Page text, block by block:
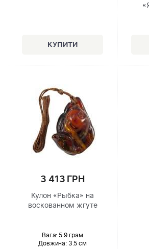
3 413 ГРН
Кулон «Рыбка» на
воскованном жгуте
Вага: 5.9 грам
Довжина:3.5 см